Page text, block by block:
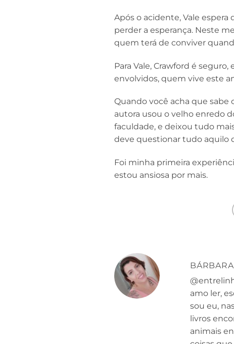
Após o acidente, Vale
perder a esperança. Neste
quem terá de conviver
Para Vale, Crawford é
envolvidos, quem vive este
Quando você acha que sabe
autora usou o velho enredo
faculdade, e deixou tudo
deve questionar tudo aquilo
Foi minha primeira
estou ansiosa por mais.
amo ler,
sou eu,
livros
animais